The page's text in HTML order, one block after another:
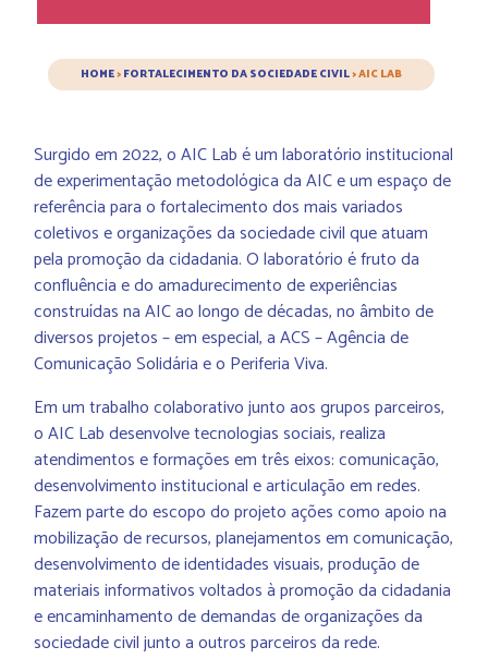
HOME>FORTALECIMENTO DA SOCIEDADE CIVIL>AIC LAB
Surgido em 2022, o AIC Lab é um laboratório institucional
de experimentação metodológica da AIC e um espaço de
referência para o fortalecimento dos mais variados
coletivos e organizações da sociedade civil que atuam
pela promoção da cidadania. O laboratório é fruto da
confluência e do amadurecimento de experiências
construídas na AIC ao longo de décadas, no âmbito de
diversos projetos – em especial, a ACS – Agência de
Comunicação Solidária e o Periferia Viva.
Em um trabalho colaborativo junto aos grupos parceiros,
o AIC Lab desenvolve tecnologias sociais, realiza
atendimentos e formações em três eixos: comunicação,
desenvolvimento institucional e articulação em redes.
Fazem parte do escopo do projeto ações como apoio na
mobilização de recursos, planejamentos em comunicação,
desenvolvimento de identidades visuais, produção de
materiais informativos voltados à promoção da cidadania
e encaminhamento de demandas de organizações da
sociedade civil junto a outros parceiros da rede.